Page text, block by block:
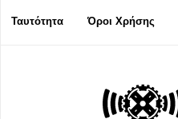
Ταυτότητα Όροι Χρήσης